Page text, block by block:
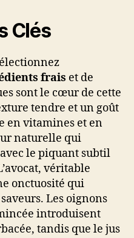
Clés
frais et de
sont le cœur de cette
tendre et un goût
en vitamines et en
naturelle qui
le piquant subtil
véritable
onctuosité qui
Les oignons
introduisent
tandis que le jus